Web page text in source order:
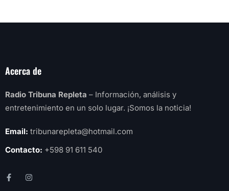
Acerca de
Radio Tribuna Repleta – Información, análisis y
entretenimiento en un solo lugar. ¡Somos la noticia!
Email: tribunarepleta@hotmail.com
Contacto: +598 91 611 540